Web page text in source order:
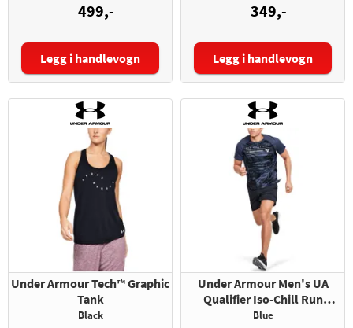
499,-
Størrelse:
Legg i handlevogn
349,-
Størrelse:
Legg i handlevogn
Under Armour Tech™ Graphic
Tank
Black
Under Armour Men's UA
Qualifier Iso-Chill Run
Weightless Short Sleeve
Blue